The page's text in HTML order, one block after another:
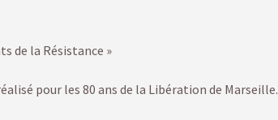
de la Résistance »
pour les 80 ans de la Libération de Marseille.